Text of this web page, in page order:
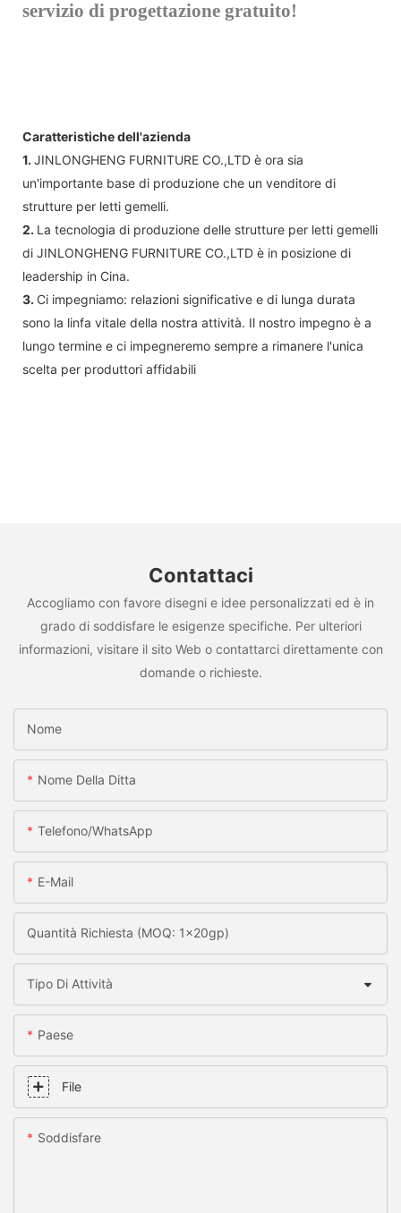
servizio di progettazione gratuito!
Caratteristiche dell'azienda
1. JINLONGHENG FURNITURE CO.,LTD è ora sia
un'importante base di produzione che un venditore di
strutture per letti gemelli.
2. La tecnologia di produzione delle strutture per letti gemelli
di JINLONGHENG FURNITURE CO.,LTD è in posizione di
leadership in Cina.
3. Ci impegniamo: relazioni significative e di lunga durata
sono la linfa vitale della nostra attività. Il nostro impegno è a
lungo termine e ci impegneremo sempre a rimanere l'unica
scelta per produttori affidabili
Contattaci
Accogliamo con favore disegni e idee personalizzati ed è in
grado di soddisfare le esigenze specifiche. Per ulteriori
informazioni, visitare il sito Web o contattarci direttamente con
domande o richieste.
Nome
Nome Della Ditta
Telefono/WhatsApp
E-Mail
Quantità Richiesta (MOQ: 1x20gp)
Tipo Di Attività
Paese
File
Soddisfare